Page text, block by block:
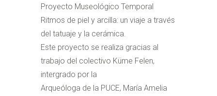
Proyecto Museológico Temporal
Ritmos de piel y arcilla: un viaje a través
del tatuaje y la cerámica.
Este proyecto se realiza gracias al
trabajo del colectivo Küme Felen,
intergrado por la
Arqueóloga de la PUCE, María Amelia